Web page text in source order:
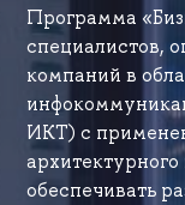
Программа
специалистов,
компаний в
ИКТ) с
обеспечивать